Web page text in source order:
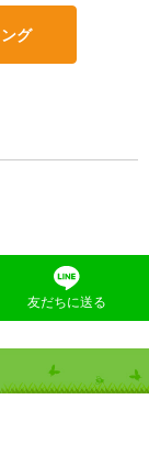
グ
友だちに送る